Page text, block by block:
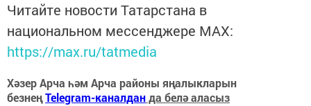
Читайте новости Татарстана в
национальном мессенджере MАХ:
https://max.ru/tatmedia
Хәзер Арча һәм Арча районы яңалыкларын
безнеңTelegram-каналданда белә аласыз